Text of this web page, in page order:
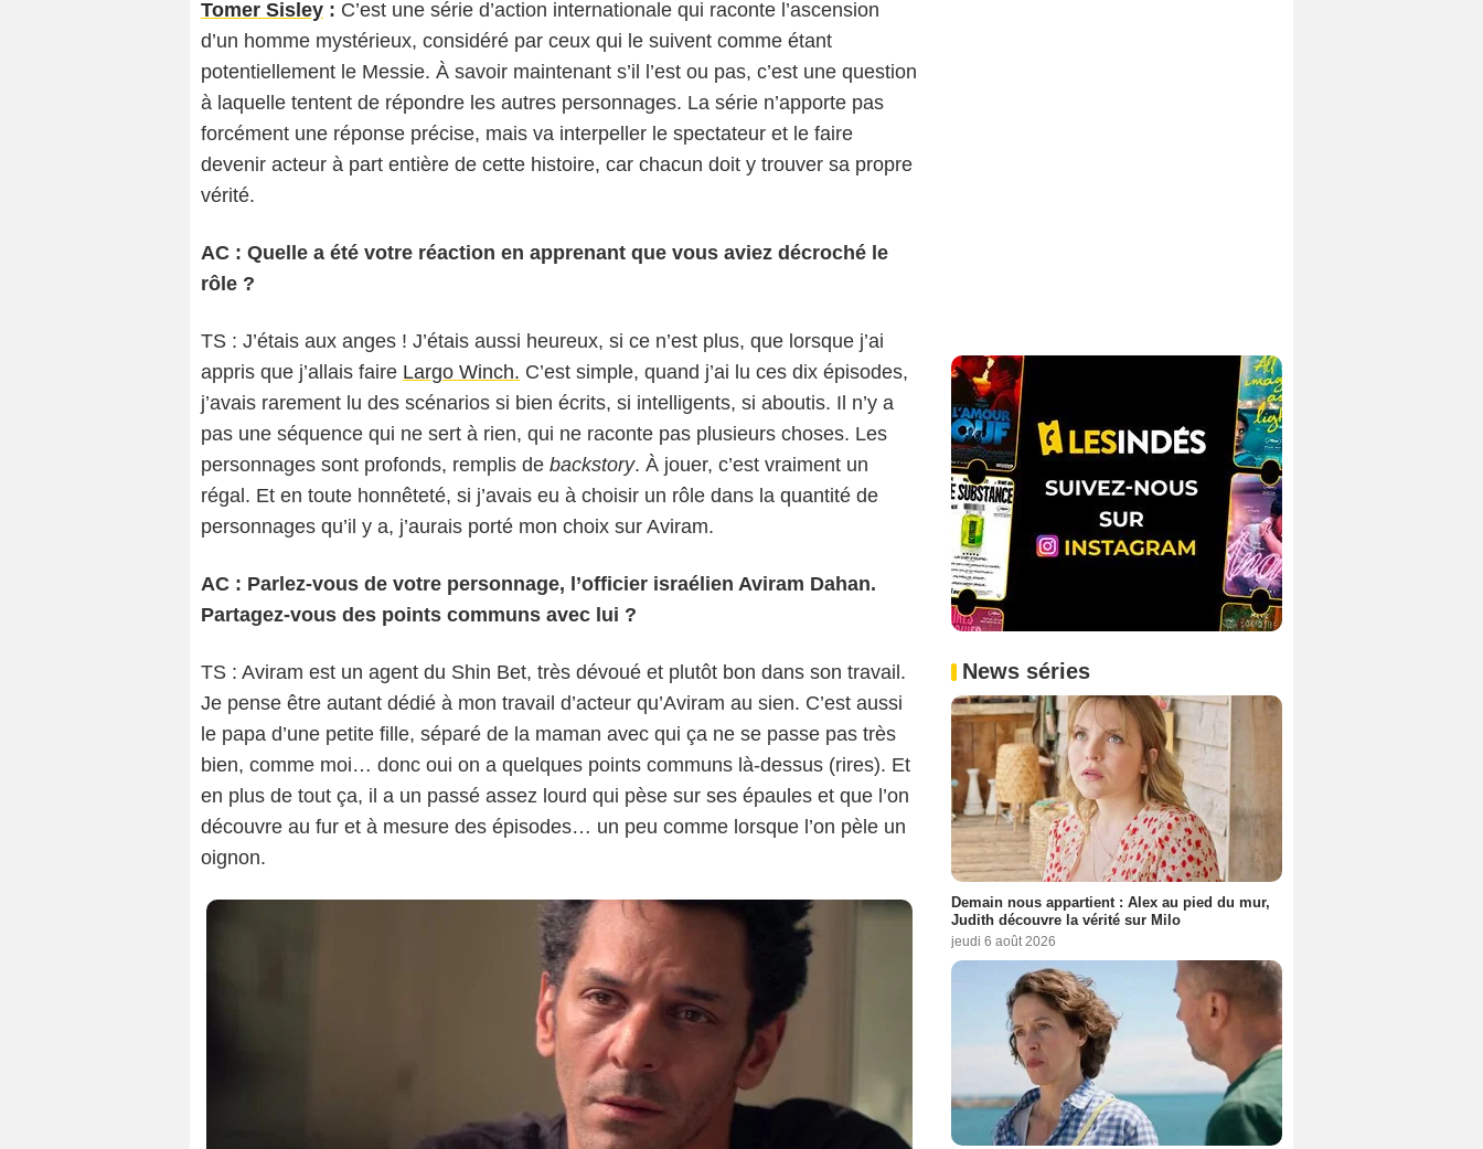
Tomer Sisley : C’est une série d’action internationale qui raconte l’ascension
d’un homme mystérieux, considéré par ceux qui le suivent comme étant
potentiellement le Messie. À savoir maintenant s’il l’est ou pas, c’est une question
à laquelle tentent de répondre les autres personnages. La série n’apporte pas
forcément une réponse précise, mais va interpeller le spectateur et le faire
devenir acteur à part entière de cette histoire, car chacun doit y trouver sa propre
vérité.
AC : Quelle a été votre réaction en apprenant que vous aviez décroché le
rôle ?
TS : J’étais aux anges ! J’étais aussi heureux, si ce n’est plus, que lorsque j’ai
appris que j’allais faire Largo Winch. C’est simple, quand j’ai lu ces dix épisodes,
j’avais rarement lu des scénarios si bien écrits, si intelligents, si aboutis. Il n’y a
pas une séquence qui ne sert à rien, qui ne raconte pas plusieurs choses. Les
personnages sont profonds, remplis de backstory. À jouer, c’est vraiment un
régal. Et en toute honnêteté, si j’avais eu à choisir un rôle dans la quantité de
personnages qu’il y a, j’aurais porté mon choix sur Aviram.
AC : Parlez-vous de votre personnage, l’officier israélien Aviram Dahan.
Partagez-vous des points communs avec lui ?
TS : Aviram est un agent du Shin Bet, très dévoué et plutôt bon dans son travail.
Je pense être autant dédié à mon travail d’acteur qu’Aviram au sien. C’est aussi
le papa d’une petite fille, séparé de la maman avec qui ça ne se passe pas très
bien, comme moi… donc oui on a quelques points communs là-dessus (rires). Et
en plus de tout ça, il a un passé assez lourd qui pèse sur ses épaules et que l’on
découvre au fur et à mesure des épisodes… un peu comme lorsque l’on pèle un
oignon.
News séries
Demain nous appartient : Alex au pied du mur,
Judith découvre la vérité sur Milo
jeudi 6 août 2026